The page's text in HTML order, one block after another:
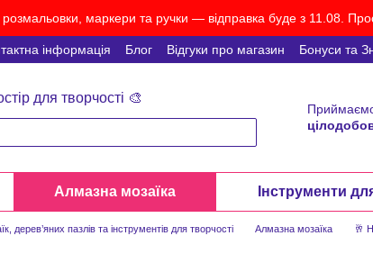
маркери та ручки — відправка буде з 11.08.
інформація Блог Відгуки про магазин Бонуси та
для творчості 🎨
Алмазна мозаїка Інструменти
пазлів та інструментів для творчості Алмазна мозаїка 🥂